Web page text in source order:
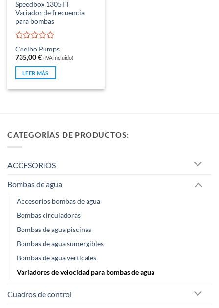
Speedbox 1305TT
Variador de frecuencia
para bombas
Valorado
con
0
de
5
Coelbo Pumps
735,00€ (IVA incluido)
LEER MÁS
CATEGORÍAS DE PRODUCTOS:
ACCESORIOS
Bombas de agua
Accesorios bombas de agua
Bombas circuladoras
Bombas de agua piscinas
Bombas de agua sumergibles
Bombas de agua verticales
Variadores de velocidad para bombas de agua
Cuadros de control